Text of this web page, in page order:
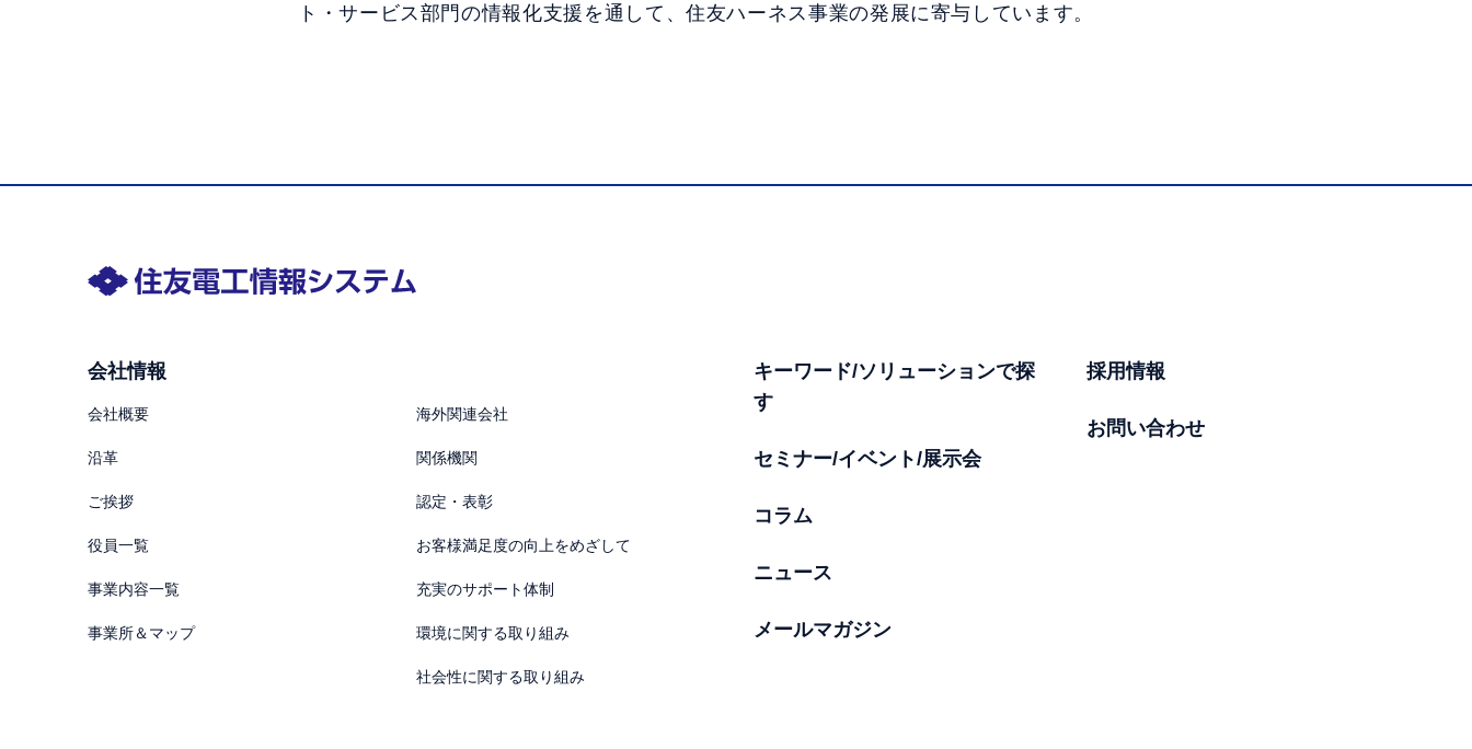
ト・サービス部門の情報化支援を通して、住友ハーネス事業の発展に寄与しています。
会社情報
会社概要
沿革
ご挨拶
役員一覧
事業内容一覧
事業所＆マップ
海外関連会社
関係機関
認定・表彰
お客様満足度の向上をめざして
充実のサポート体制
環境に関する取り組み
社会性に関する取り組み
キーワード/ソリューションで探
す
セミナー/イベント/展示会
コラム
ニュース
メールマガジン
採用情報
お問い合わせ